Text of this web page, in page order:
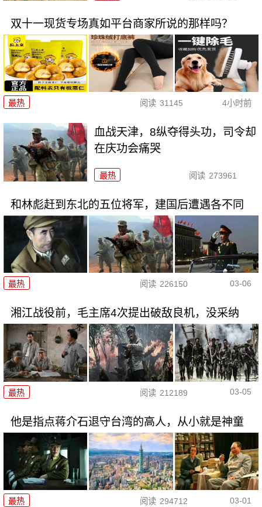
双十一现货专场真如平台商家所说的那样吗？
最热 阅读 31145 4小时前
血战天津，8纵夺得头功，司令却
在庆功会痛哭
最热 阅读 273961
和林彪赶到东北的五位将军，建国后遭遇各不同
最热 阅读 226150 03-06
湘江战役前，毛主席4次提出破敌良机，没采纳
最热 阅读 212189 03-05
他是指点蒋介石退守台湾的高人，从小就是神童
最热 阅读 294712 03-01